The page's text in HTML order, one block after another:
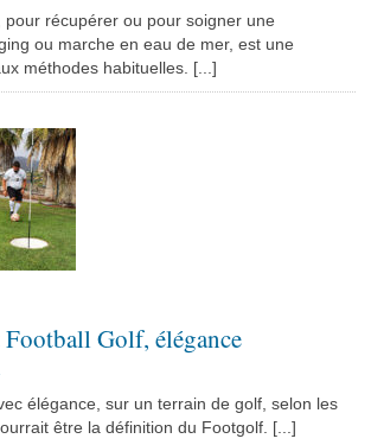
pour récupérer ou pour soigner une
ou marche en eau de mer, est une
méthodes habituelles. [...]
Golf, élégance
élégance, sur un terrain de golf, selon les
être la définition du Footgolf. [...]